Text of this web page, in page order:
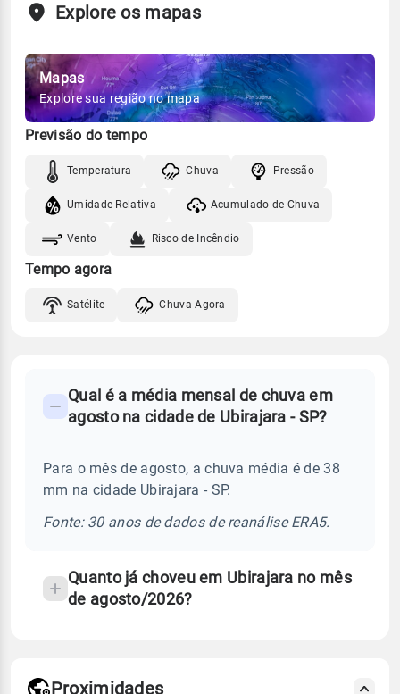
Explore os mapas
Mapas
Explore sua região no mapa
Previsão do tempo
Temperatura Chuva Pressão
Umidade Relativa Acumulado de Chuva
Vento Risco de Incêndio
Tempo agora
Satélite Chuva Agora
Perguntas
sobre
chuva
Qual é a média mensal de chuva em
agosto na cidade de Ubirajara - SP?
Para o mês de agosto, a chuva média é de 38
mm na cidade Ubirajara - SP.
Fonte: 30 anos de dados de reanálise ERA5.
Quanto já choveu em Ubirajara no mês
de agosto/2026?
Proximidades